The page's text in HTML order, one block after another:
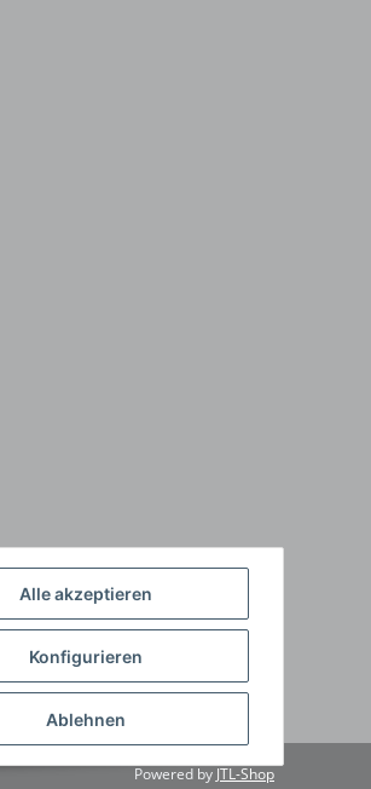
Powered by JTL-Shop
Alle akzeptieren
Konfigurieren
Ablehnen